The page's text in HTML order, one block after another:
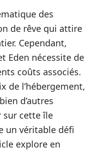
des
de rêve qui attire
Cependant,
Eden nécessite de
coûts associés.
de l’hébergement,
d’autres
sur cette île
un véritable défi
explore en